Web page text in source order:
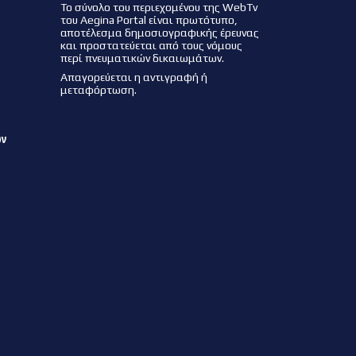
Το σύνολο του περιεχομένου της WebTv
του Aegina Portal είναι πρωτότυπο,
αποτέλεσμα δημοσιογραφικής έρευνας
και προστατεύεται από τους νόμους
περί πνευματικών δικαιωμάτων.
Απαγορεύεται η αντιγραφή ή
μεταφόρτωση.